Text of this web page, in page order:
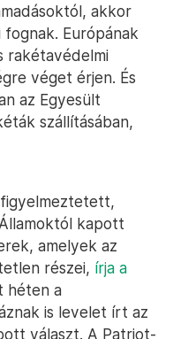
akkor
Európának
rakétavédelmi
véget érjen. És
az Egyesült
szállításában,
kapott
amelyek az
részei, írja a
héten a
is levelet írt az
választ. A Patriot-